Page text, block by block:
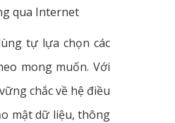
qua Internet
tự lựa chọn các
mong muốn. Với
chắc về hệ điều
mật dữ liệu, thông